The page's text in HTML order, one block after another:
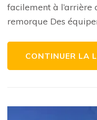
facilement à l’arrière
remorque Des
CONTINUER LA